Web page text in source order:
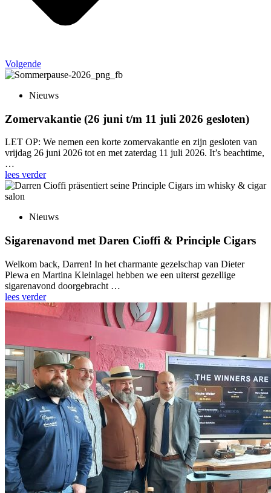
Volgende
Nieuws
Zomervakantie (26 juni t/m 11 juli 2026 gesloten)
LET OP: We nemen een korte zomervakantie en zijn gesloten van
vrijdag 26 juni 2026 tot en met zaterdag 11 juli 2026. It’s beachtime,
…
lees verder
Nieuws
Sigarenavond met Daren Cioffi & Principle Cigars
Welkom back, Darren! In het charmante gezelschap van Dieter
Plewa en Martina Kleinlagel hebben we een uiterst gezellige
sigarenavond doorgebracht …
lees verder